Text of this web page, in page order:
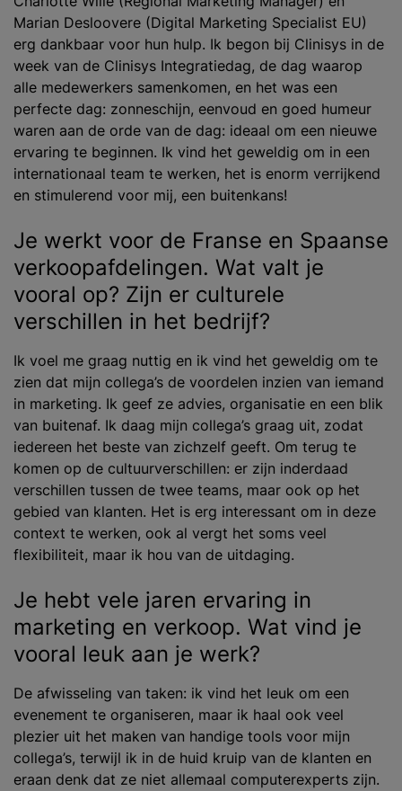
Marian Desloovere (Digital Marketing Specialist EU)
erg dankbaar voor hun hulp. Ik begon bij Clinisys in de
week van de Clinisys Integratiedag, de dag waarop
alle medewerkers samenkomen, en het was een
perfecte dag: zonneschijn, eenvoud en goed humeur
waren aan de orde van de dag: ideaal om een nieuwe
ervaring te beginnen. Ik vind het geweldig om in een
internationaal team te werken, het is enorm verrijkend
en stimulerend voor mij, een buitenkans!
Je werkt voor de Franse en Spaanse
verkoopafdelingen. Wat valt je
vooral op? Zijn er culturele
verschillen in het bedrijf?
Ik voel me graag nuttig en ik vind het geweldig om te
zien dat mijn collega’s de voordelen inzien van iemand
in marketing. Ik geef ze advies, organisatie en een blik
van buitenaf. Ik daag mijn collega’s graag uit, zodat
iedereen het beste van zichzelf geeft. Om terug te
komen op de cultuurverschillen: er zijn inderdaad
verschillen tussen de twee teams, maar ook op het
gebied van klanten. Het is erg interessant om in deze
context te werken, ook al vergt het soms veel
flexibiliteit, maar ik hou van de uitdaging.
Je hebt vele jaren ervaring in
marketing en verkoop. Wat vind je
vooral leuk aan je werk?
De afwisseling van taken: ik vind het leuk om een
evenement te organiseren, maar ik haal ook veel
plezier uit het maken van handige tools voor mijn
collega’s, terwijl ik in de huid kruip van de klanten en
eraan denk dat ze niet allemaal computerexperts zijn.